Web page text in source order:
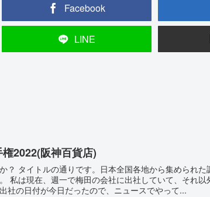
Facebook
LINE
2022(阪神百貨店)
？ タイトルの通りです。日本全国各地から集められ
私は現在、週一で梅田の会社に出社していて、それ
社の日付が今日だったので、ニュースでやって...